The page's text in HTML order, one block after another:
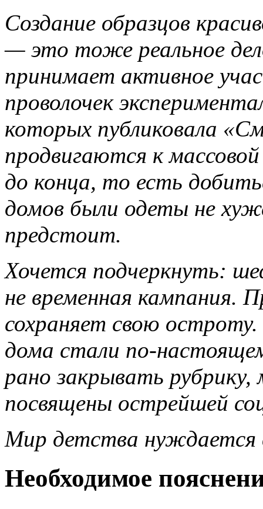
Создание образцов
— это тоже реальное
принимает активное
проволочек
которых публиковала
продвигаются к
до конца, то есть
домов были одеты не
предстоит.
Хочется подчеркнуть:
не временная кампания.
сохраняет свою остроту.
дома стали по-
рано закрывать
посвящены острейшей
Мир детства нуждается
Необходимое